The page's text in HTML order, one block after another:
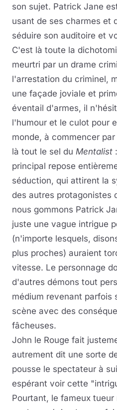
son sujet. Patrick Jane
usant de ses charmes et
séduire son auditoire et
C'est là toute la
meurtri par un drame
l'arrestation du criminel,
une façade joviale et
éventail d'armes, il
l'humour et le culot pour
monde, à commencer
là tout le sel du Mentalist
principal repose
séduction, qui attirent la
des autres protagonistes
nous gommons Patrick
juste une vague intrigue
(n'importe lesquels,
plus proches) auraient
vitesse. Le personnage
d'autres démons tout
médium revenant parfois
scène avec des
fâcheuses.
John le Rouge fait
autrement dit une sorte
pousse le spectateur à
espérant voir cette
Pourtant, le fameux